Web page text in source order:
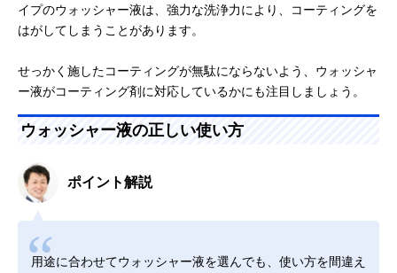
イプのウォッシャー液は、強力な洗浄力により、コーティングを
はがしてしまうことがあります。
せっかく施したコーティングが無駄にならないよう、ウォッシャ
ー液がコーティング剤に対応しているかにも注目しましょう。
ウォッシャー液の正しい使い方
ポイント解説
用途に合わせてウォッシャー液を選んでも、使い方を間違え